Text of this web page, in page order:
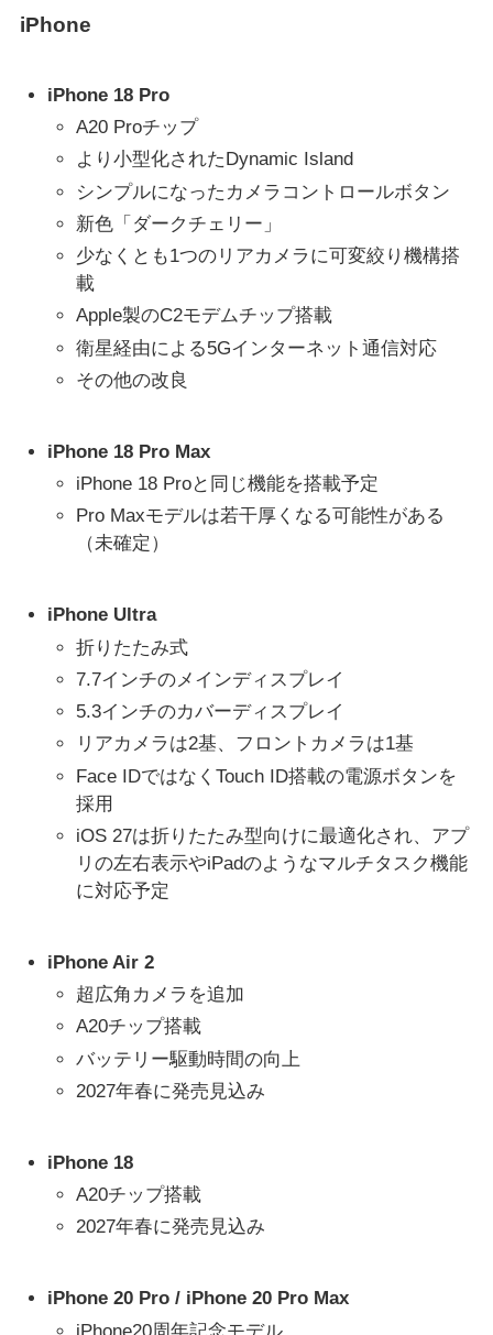
iPhone
iPhone 18 Pro
A20 Proチップ
より小型化されたDynamic Island
シンプルになったカメラコントロールボタン
新色「ダークチェリー」
少なくとも1つのリアカメラに可変絞り機構搭
載
Apple製のC2モデムチップ搭載
衛星経由による5Gインターネット通信対応
その他の改良
iPhone 18 Pro Max
iPhone 18 Proと同じ機能を搭載予定
Pro Maxモデルは若干厚くなる可能性がある
（未確定）
iPhone Ultra
折りたたみ式
7.7インチのメインディスプレイ
5.3インチのカバーディスプレイ
リアカメラは2基、フロントカメラは1基
Face IDではなくTouch ID搭載の電源ボタンを
採用
iOS 27は折りたたみ型向けに最適化され、アプ
リの左右表示やiPadのようなマルチタスク機能
に対応予定
iPhone Air 2
超広角カメラを追加
A20チップ搭載
バッテリー駆動時間の向上
2027年春に発売見込み
iPhone 18
A20チップ搭載
2027年春に発売見込み
iPhone 20 Pro / iPhone 20 Pro Max
iPhone20周年記念モデル